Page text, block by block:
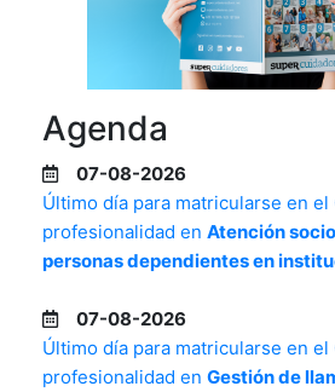
Agenda
07-08-2026
Último día para matricularse en
profesionalidad en Atención
personas dependientes en
07-08-2026
Último día para matricularse en
profesionalidad en Gestión de